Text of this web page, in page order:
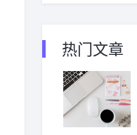
热门文章